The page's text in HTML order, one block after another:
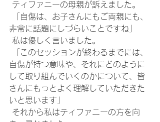
ティファニーの母親が訴えました。
非常に話題にしづらいことですね」
私は優しく言いました。
自傷が持つ意味や、それにどのように
して取り組んでいくのかについて、皆
さんにもっとよく理解していただきた
いと思います」